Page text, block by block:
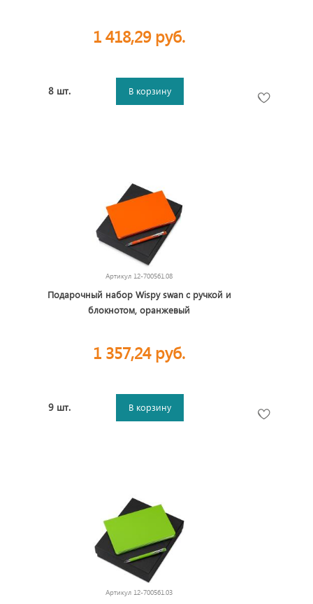
1 418,29 руб.
8 шт. В корзину
Артикул 12-700561.08
Подарочный набор Wispy swan с ручкой и
блокнотом, оранжевый
1 357,24 руб.
9 шт. В корзину
Артикул 12-700561.03